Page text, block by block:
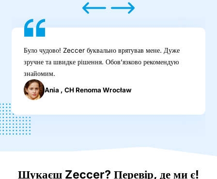
Було чудово! Zeccer буквально врятував мене. Дуже
зручне та швидке рішення. Обовʼязково рекомендую
знайомим.
Ania , CH Renoma Wrocław
Шукаєш Zeccer? Перевір, де ми є!